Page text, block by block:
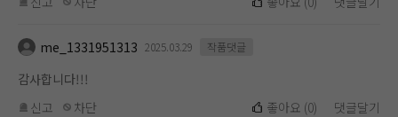
me_1331951313 2025.03.29 작품댓글
감사합니다!!!
신고
차단 좋아요 (0) 댓글달기